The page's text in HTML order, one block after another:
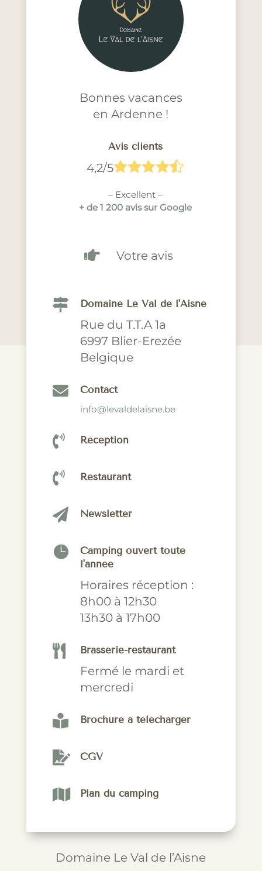
Bonnes vacances
en Ardenne !
Avis clients
4,2/5
– Excellent –
+ de 1 200 avis sur Google
 Votre avis
 Domaine Le Val de l'Aisne
Rue du T.T.A 1a
6997 Blier-Erezée
Belgique
 Contact
info@levaldelaisne.be
 Réception
 Restaurant
 Newsletter

Camping ouvert toute
l'année
Horaires réception :
8h00 à 12h30
13h30 à 17h00
 Brasserie-restaurant
Fermé le mardi et
mercredi
 Brochure à télécharger
 CGV
 Plan du camping
Domaine Le Val de l’Aisne